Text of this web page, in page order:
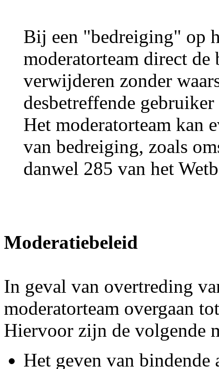
Bij een "bedreiging" op
moderatorteam direct
verwijderen zonder
desbetreffende
Het moderatorteam kan
van bedreiging, zoals
danwel 285 van het
Moderatiebeleid
In geval van overtreding
moderatorteam overgaan
Hiervoor zijn de volgende
Het geven van